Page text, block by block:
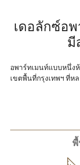
เดอลักซ์อ
มี
อพาร์ทเมนท์แบบหนึ่ง
เขตพื้นที่กรุงเทพฯ ที่ห
พื้